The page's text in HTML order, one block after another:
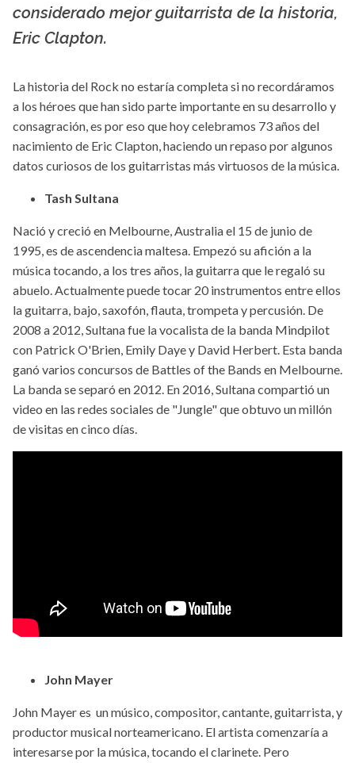
nbcnews.com
considerado mejor guitarrista de la historia,
Eric Clapton.
La historia del Rock no estaría completa si no recordáramos
a los héroes que han sido parte importante en su desarrollo y
consagración, es por eso que hoy celebramos 73 años del
nacimiento de Eric Clapton, haciendo un repaso por algunos
datos curiosos de los guitarristas más virtuosos de la música.
Tash Sultana
Nació y creció en Melbourne, Australia el 15 de junio de
1995, es de ascendencia maltesa. Empezó su afición a la
música tocando, a los tres años, la guitarra que le regaló su
abuelo. Actualmente puede tocar 20 instrumentos entre ellos
la guitarra, bajo, saxofón, flauta, trompeta y percusión. De
2008 a 2012, Sultana fue la vocalista de la banda Mindpilot
con Patrick O'Brien, Emily Daye y David Herbert. Esta banda
ganó varios concursos de Battles of the Bands en Melbourne.
La banda se separó en 2012. En 2016, Sultana compartió un
video en las redes sociales de "Jungle" que obtuvo un millón
de visitas en cinco días.
John Mayer
John Mayer es un músico, compositor, cantante, guitarrista, y
productor musical norteamericano. El artista comenzaría a
interesarse por la música, tocando el clarinete. Pero